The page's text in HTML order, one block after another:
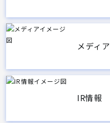
メディア
IR情報